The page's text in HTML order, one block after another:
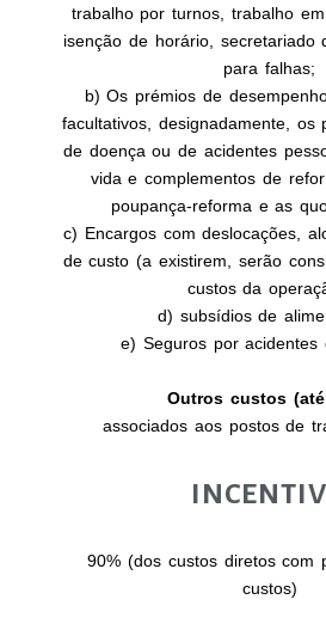
trabalho por turnos, trabalho
isenção de horário, secretariado
para falhas;
b) Os prémios de
facultativos, designadamente, os
de doença ou de acidentes
vida e complementos de
poupança-reforma e as
c) Encargos com deslocações,
de custo (a existirem, serão
custos da
d) subsídios de
e) Seguros por acidentes
Outros custos (até
associados aos postos de
90% (dos custos diretos com
custos)